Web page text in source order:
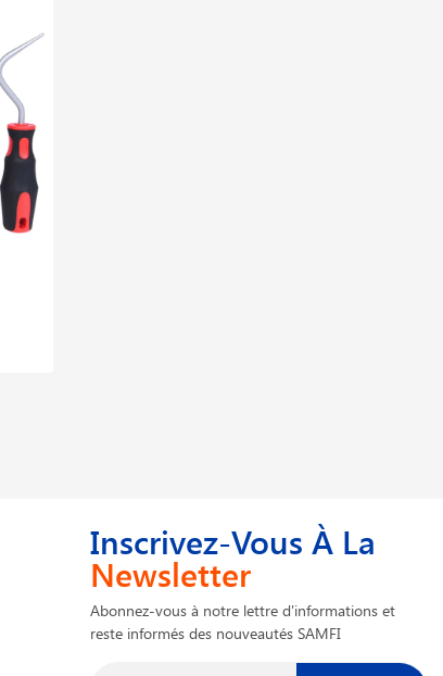
Inscrivez-Vous À La
Newsletter
Abonnez-vous à notre lettre d'informations et
reste informés des nouveautés SAMFI